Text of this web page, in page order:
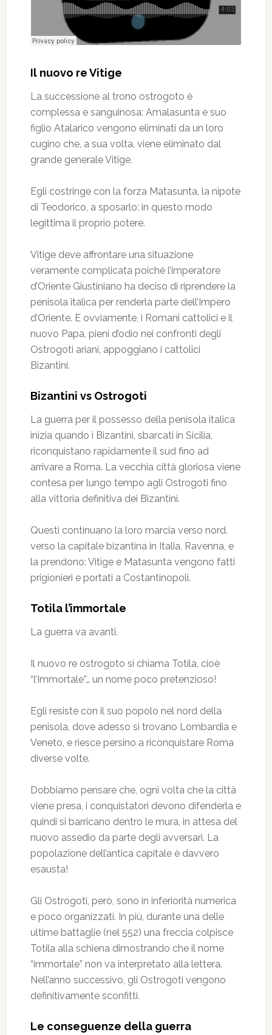
Il nuovo re Vitige
La successione al trono ostrogoto è
complessa e sanguinosa: Amalasunta e suo
figlio Atalarico vengono eliminati da un loro
cugino che, a sua volta, viene eliminato dal
grande generale Vitige.
Egli costringe con la forza Matasunta, la nipote
di Teodorico, a sposarlo: in questo modo
legittima il proprio potere.
Vitige deve affrontare una situazione
veramente complicata poiché l’imperatore
d’Oriente Giustiniano ha deciso di riprendere la
penisola italica per renderla parte dell’Impero
d’Oriente. E ovviamente, i Romani cattolici e il
nuovo Papa, pieni d’odio nei confronti degli
Ostrogoti ariani, appoggiano i cattolici
Bizantini.
Bizantini vs Ostrogoti
La guerra per il possesso della penisola italica
inizia quando i Bizantini, sbarcati in Sicilia,
riconquistano rapidamente il sud fino ad
arrivare a Roma. La vecchia città gloriosa viene
contesa per lungo tempo agli Ostrogoti fino
alla vittoria definitiva dei Bizantini.
Questi continuano la loro marcia verso nord,
verso la capitale bizantina in Italia, Ravenna, e
la prendono: Vitige e Matasunta vengono fatti
prigionieri e portati a Costantinopoli.
Totila l’immortale
La guerra va avanti.
Il nuovo re ostrogoto si chiama Totila, cioè
“l’Immortale”… un nome poco pretenzioso!
Egli resiste con il suo popolo nel nord della
penisola, dove adesso si trovano Lombardia e
Veneto, e riesce persino a riconquistare Roma
diverse volte.
Dobbiamo pensare che, ogni volta che la città
viene presa, i conquistatori devono difenderla e
quindi si barricano dentro le mura, in attesa del
nuovo assedio da parte degli avversari. La
popolazione dell’antica capitale è davvero
esausta!
Gli Ostrogoti, però, sono in inferiorità numerica
e poco organizzati. In più, durante una delle
ultime battaglie (nel 552) una freccia colpisce
Totila alla schiena dimostrando che il nome
“immortale” non va interpretato alla lettera.
Nell’anno successivo, gli Ostrogoti vengono
definitivamente sconfitti.
Le conseguenze della guerra